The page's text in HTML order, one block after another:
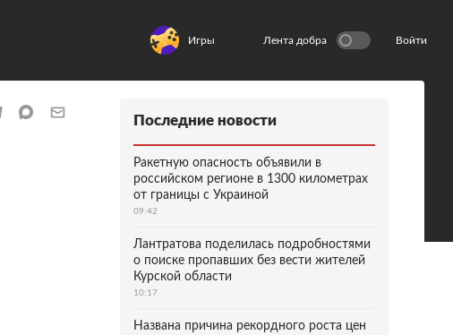
Игры Лента добра Войти
Последние новости
Ракетную опасность объявили в
российском регионе в 1300 километрах
от границы с Украиной
09:42
Лантратова поделилась подробностями
о поиске пропавших без вести жителей
Курской области
10:17
Названа причина рекордного роста цен